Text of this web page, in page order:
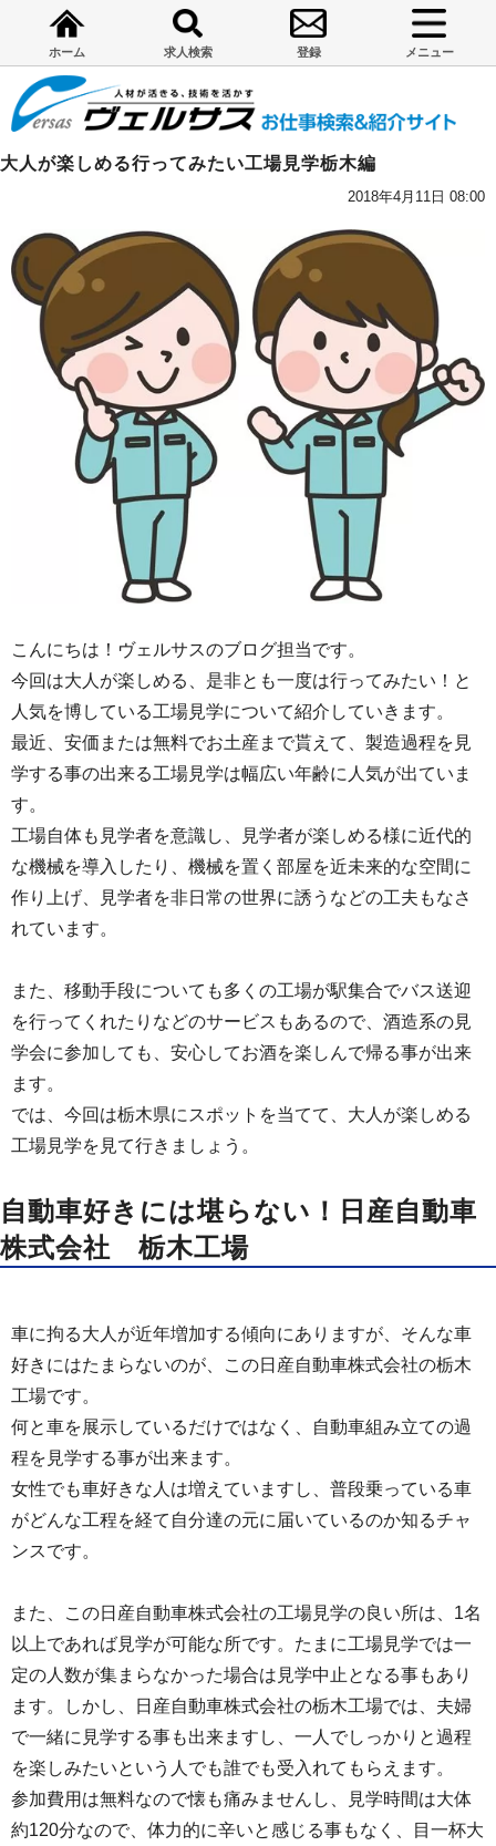
ホーム 求人検索 登録 メニュー
大人が楽しめる行ってみたい工場見学栃木編
2018年4月11日 08:00
こんにちは！ヴェルサスのブログ担当です。
今回は大人が楽しめる、是非とも一度は行ってみたい！と
人気を博している工場見学について紹介していきます。
最近、安価または無料でお土産まで貰えて、製造過程を見
学する事の出来る工場見学は幅広い年齢に人気が出ていま
す。
工場自体も見学者を意識し、見学者が楽しめる様に近代的
な機械を導入したり、機械を置く部屋を近未来的な空間に
作り上げ、見学者を非日常の世界に誘うなどの工夫もなさ
れています。
また、移動手段についても多くの工場が駅集合でバス送迎
を行ってくれたりなどのサービスもあるので、酒造系の見
学会に参加しても、安心してお酒を楽しんで帰る事が出来
ます。
では、今回は栃木県にスポットを当てて、大人が楽しめる
工場見学を見て行きましょう。
自動車好きには堪らない！日産自動車
株式会社 栃木工場
車に拘る大人が近年増加する傾向にありますが、そんな車
好きにはたまらないのが、この日産自動車株式会社の栃木
工場です。
何と車を展示しているだけではなく、自動車組み立ての過
程を見学する事が出来ます。
女性でも車好きな人は増えていますし、普段乗っている車
がどんな工程を経て自分達の元に届いているのか知るチャ
ンスです。
また、この日産自動車株式会社の工場見学の良い所は、1名
以上であれば見学が可能な所です。たまに工場見学では一
定の人数が集まらなかった場合は見学中止となる事もあり
ます。しかし、日産自動車株式会社の栃木工場では、夫婦
で一緒に見学する事も出来ますし、一人でしっかりと過程
を楽しみたいという人でも誰でも受入れてもらえます。
参加費用は無料なので懐も痛みませんし、見学時間は大体
約120分なので、体力的に辛いと感じる事もなく、目一杯大